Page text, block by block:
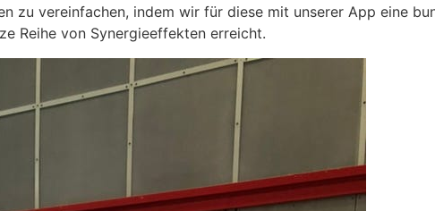
zu vereinfachen, indem wir für diese mit unserer App eine
Reihe von Synergieeffekten erreicht.